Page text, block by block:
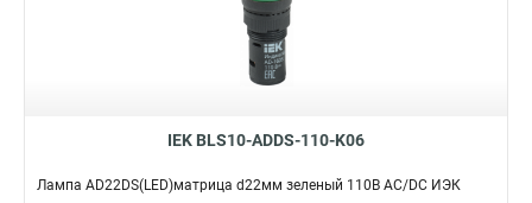
IEK BLS10-ADDS-110-K06
Лампа AD22DS(LED)матрица d22мм зеленый 110В AC/DC ИЭК